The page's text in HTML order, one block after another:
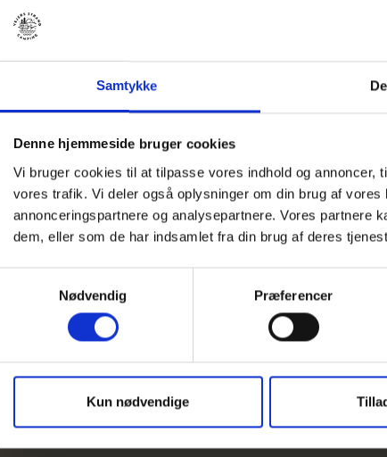
Samtykke
Denne hjemmeside bruger cookies
Vi bruger cookies til at tilpasse vores indhold og
vores trafik. Vi deler også oplysninger om din brug af
annonceringspartnere og analysepartnere. Vores partnere
dem, eller som de har indsamlet fra din brug af deres
Nødvendig
Præferencer
Kun nødvendige